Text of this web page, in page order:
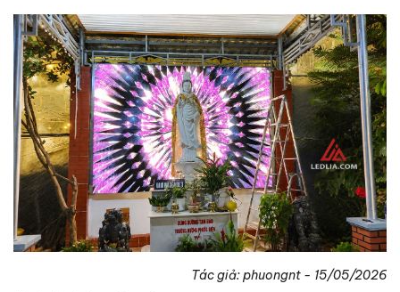
Tác giả:phuongnt - 15/05/2026